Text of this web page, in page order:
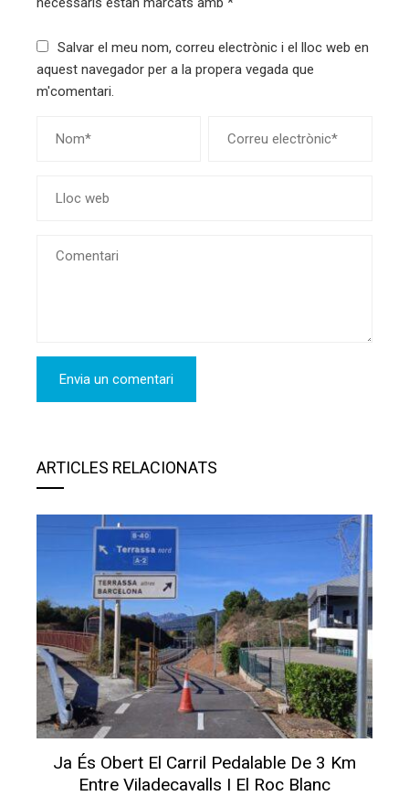
Salvar el meu nom, correu electrònic i el lloc web en
aquest navegador per a la propera vegada que
m'comentari.
ARTICLES RELACIONATS
Ja És Obert El Carril Pedalable De 3 Km
Entre Viladecavalls I El Roc Blanc